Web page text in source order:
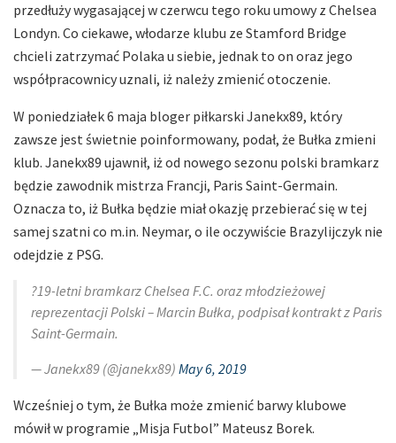
przedłuży wygasającej w czerwcu tego roku umowy z Chelsea
Londyn. Co ciekawe, włodarze klubu ze Stamford Bridge
chcieli zatrzymać Polaka u siebie, jednak to on oraz jego
współpracownicy uznali, iż należy zmienić otoczenie.
W poniedziałek 6 maja bloger piłkarski Janekx89, który
zawsze jest świetnie poinformowany, podał, że Bułka zmieni
klub. Janekx89 ujawnił, iż od nowego sezonu polski bramkarz
będzie zawodnik mistrza Francji, Paris Saint-Germain.
Oznacza to, iż Bułka będzie miał okazję przebierać się w tej
samej szatni co m.in. Neymar, o ile oczywiście Brazylijczyk nie
odejdzie z PSG.
?19-letni bramkarz Chelsea F.C. oraz młodzieżowej
reprezentacji Polski – Marcin Bułka, podpisał kontrakt z Paris
Saint-Germain.
— Janekx89 (@janekx89) May 6, 2019
Wcześniej o tym, że Bułka może zmienić barwy klubowe
mówił w programie „Misja Futbol” Mateusz Borek.